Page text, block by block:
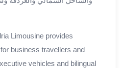
Limousine provides
business travellers and
vehicles and bilingual